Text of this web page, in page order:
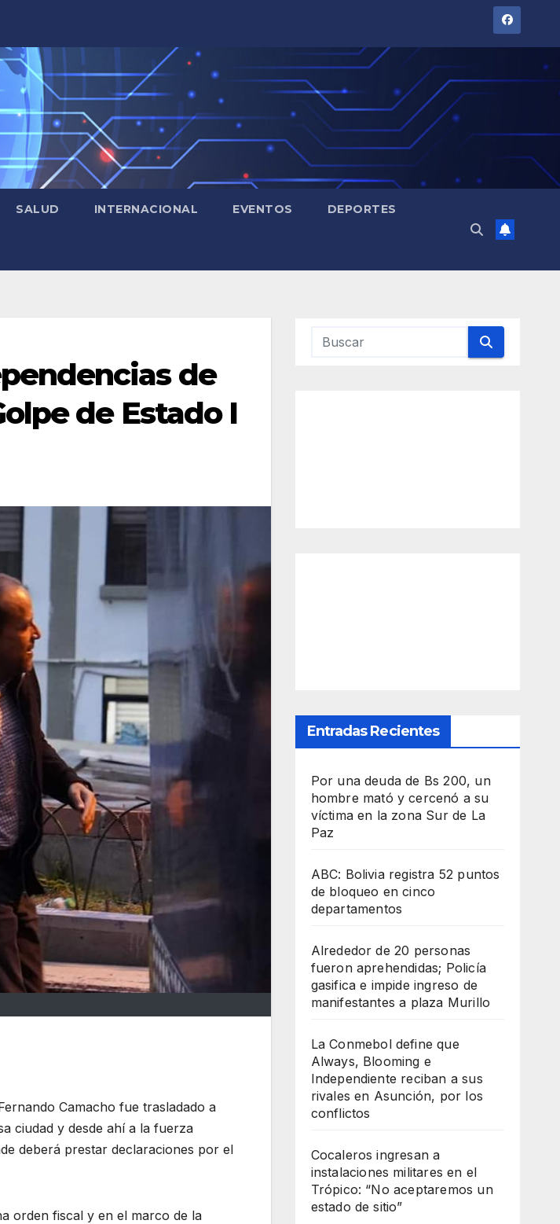
SALUD INTERNACIONAL EVENTOS DEPORTES
de
de Estado I
Camacho fue trasladado a
ciudad y desde ahí a la fuerza
deberá prestar declaraciones por el
orden fiscal y en el marco de la
Entradas Recientes
Por una deuda de Bs 200, un
hombre mató y cercenó a su
víctima en la zona Sur de La
Paz
ABC: Bolivia registra 52 puntos
de bloqueo en cinco
departamentos
Alrededor de 20 personas
fueron aprehendidas; Policía
gasifica e impide ingreso de
manifestantes a plaza Murillo
La Conmebol define que
Always, Blooming e
Independiente reciban a sus
rivales en Asunción, por los
conflictos
Cocaleros ingresan a
instalaciones militares en el
Trópico: “No aceptaremos un
estado de sitio”